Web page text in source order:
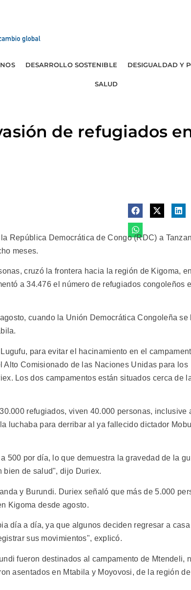
DESARROLLO SOSTENIBLE DESIGUALDAD Y
SALUD
de refugiados
República Democrática de Congo (RDC) a
meses.
cruzó la frontera hacia la región de Kigoma,
a 34.476 el número de refugiados congoleños
cuando la Unión Democrática Congoleña se
para evitar el hacinamiento en el
Alto Comisionado de las Naciones Unidas para los
Los dos campamentos están situados cerca de
refugiados, viven 40.000 personas, inclusive
luchaba para derribar al ya fallecido dictador
500 por día, lo que demuestra la gravedad de la
bien de salud", dijo Duriex.
y Burundi. Duriex señaló que más de 5.000
Kigoma desde agosto.
día a día, ya que algunos deciden regresar a casa
sus movimientos", explicó.
fueron destinados al campamento de Mtendeli,
asentados en Mtabila y Moyovosi, de la región de